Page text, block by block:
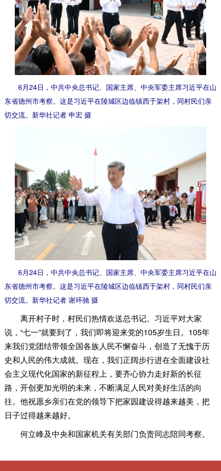
6月24日，中共中央总书记、国家主席、中央军委主席习近平在山
东省德州市考察。这是习近平在陵城区边临镇西于架村，同村民们亲
切交流。新华社记者 申宏 摄
6月24日，中共中央总书记、国家主席、中央军委主席习近平在山
东省德州市考察。这是习近平在陵城区边临镇西于架村，同村民们亲
切交流。新华社记者 谢环驰 摄
离开村子时，村民们热情欢送总书记。习近平对大家
说，“七一”就要到了，我们即将迎来党的105岁生日。105年
来我们党团结带领全国各族人民不懈奋斗，创造了无愧于历
史和人民的伟大成就。现在，我们正阔步行进在全面建设社
会主义现代化国家的新征程上，要齐心协力走好新的长征
路，开创更加光明的未来，不断满足人民对美好生活的向
往。他祝愿乡亲们在党的领导下把家园建设得越来越美，把
日子过得越来越好。
何立峰及中央和国家机关有关部门负责同志陪同考察。